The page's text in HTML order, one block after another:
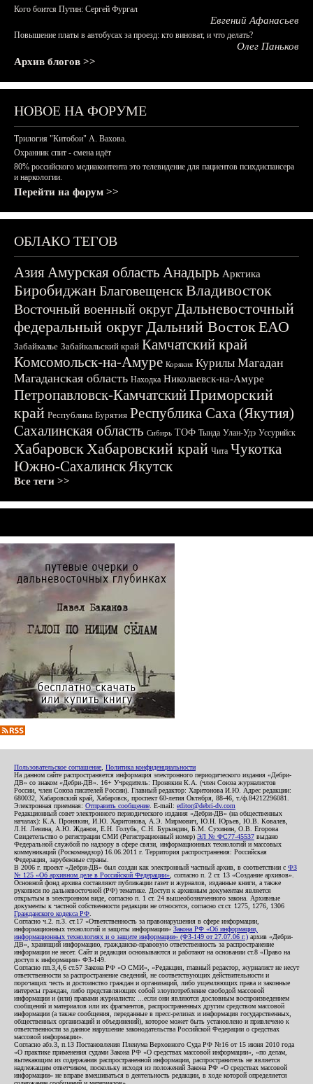
Кого боится Путин: Сергей Фургал
Евгений Афанасьев
Повышение платы в автобусах за проезд: кто виноват, и что делать?
Олег Паньков
Архив блогов >>
НОВОЕ НА ФОРУМЕ
Трилогия "Китобои" А. Вахова.
Охранник спит - смена идёт
80% российского медиаконтента это телевидение для пациентов психдиспансера
и наркологии.
Перейти на форум >>
ОБЛАКО ТЕГОВ
АзияАмурская область Анадырь Арктика
БиробиджанБлаговещенскВладивосток
Восточный военный округДальневосточный
федеральный округДальний ВостокЕАО
Забайкалье Забайкальский край Камчатский край
Комсомольск-на-Амуре Корякия Курилы Магадан
Магаданская область Находка Николаевск-на-Амуре
Петропавловск-КамчатскийПриморский
край Республика Бурятия Республика Саха (Якутия)
Сахалинская область Сибирь ТОФ Тында Улан-Удэ Уссурийск
ХабаровскХабаровский край Чита Чукотка
Южно-СахалинскЯкутск
Все теги >>
Пользовательское соглашение Политика конфиденциальности
На данном сайте распространяется информация электронного периодического издания «Дебри-
ДВ» со знаком «Дебри-ДВ». 16+ Учредитель: Пронякин К.А. (член Союза журналистов
России, член Союза писателей России). Главный редактор: Харитонова И.Ю. Адрес редакции:
680032, Хабаровский край, Хабаровск, проспект 60-летия Октября, 88-46, т./ф.84212296081.
Электронная приемная: Отправить сообщение . E-mail: editor@debri-dv.com
Редакционный совет электронного периодического издания «Дебри-ДВ» (на общественных
началах): К.А. Пронякин, И.Ю. Харитонова, А.Э. Мирмович, Ю.Н. Юрьев, Ю.В. Ковалев,
Л.Н. Левина, А.Ю. Жданов, Е.Н. Голубь, С.Н. Бурындин, Б.М. Сухинин, О.В. Егорова
Свидетельство о регистрации СМИ (Регистрационный номер) ЭЛ № ФС77-45537 выдано
Федеральной службой по надзору в сфере связи, информационных технологий и массовых
коммуникаций (Роскомнадзор) 16.06.2011 г. Территория распространения: Российская
Федерация, зарубежные страны.
В 2006 г. проект «Дебри-ДВ» был создан как электронный частный архив, в соответствии с ФЗ
№ 125 «Об архивном деле в Российской Федерации» , согласно п. 2 ст. 13 «Создание архивов».
Основной фонд архива составляют публикации газет и журналов, изданные книги, а также
рукописи по дальневосточной (РФ) тематике. Доступ к архивным документам является
открытым в электронном виде, согласно п. 1 ст. 24 вышеобозначенного закона. Архивные
документы к частной собственности редакции не относятся, согласно ст.ст. 1275, 1276, 1306
Гражданского кодекса РФ
Согласно ч.2. п.3. ст.17 «Ответственность за правонарушения в сфере информации,
информационных технологий и защиты информации» Закона РФ «Об информации,
информационных технологиях и о защите информации» (ФЗ-149 от 27.07.06 г.) архив «Дебри-
ДВ», хранящий информацию, гражданско-правовую ответственность за распространение
информации не несет. Сайт и редакция основываются и работают на основании ст.8 «Право на
доступ к информации» ФЗ-149.
Согласно пп.3,4,6 ст.57 Закона РФ «О СМИ», «Редакция, главный редактор, журналист не несут
ответственности за распространение сведений, не соответствующих действительности и
порочащих честь и достоинство граждан и организаций, либо ущемляющих права и законные
интересы граждан, либо представляющих собой злоупотребление свободой массовой
информации и (или) правами журналиста: ...если они являются дословным воспроизведением
сообщений и материалов или их фрагментов, распространенных другим средством массовой
информации (а также сообщения, переданные в пресс-релизах и информация государственных,
общественных организаций и объединений), которое может быть установлено и привлечено к
ответственности за данное нарушение законодательства Российской Федерации о средствах
массовой информации».
Согласно абз.3, п.13 Постановления Пленума Верховного Суда РФ №16 от 15 июня 2010 года
«О практике применения судами Закона РФ «О средствах массовой информации», «по делам,
вытекающим из содержания распространенной информации, распространитель не является
надлежащим ответчиком, поскольку исходя из положений Закона РФ «О средствах массовой
информации» не вправе вмешиваться в деятельность редакции, в ходе которой определяется